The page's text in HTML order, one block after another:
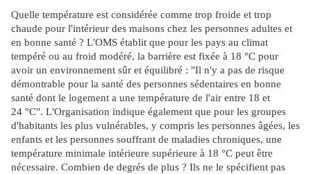
Quelle température est considérée comme trop froide et trop
chaude pour l'intérieur des maisons chez les personnes adultes et
en bonne santé ? L'OMS établit que pour les pays au climat
tempéré ou au froid modéré, la barrière est fixée à 18 °C pour
avoir un environnement sûr et équilibré : "Il n'y a pas de risque
démontrable pour la santé des personnes sédentaires en bonne
santé dont le logement a une température de l'air entre 18 et
24 °C". L'Organisation indique également que pour les groupes
d'habitants les plus vulnérables, y compris les personnes âgées, les
enfants et les personnes souffrant de maladies chroniques, une
température minimale intérieure supérieure à 18 °C peut être
nécessaire. Combien de degrés de plus ? Ils ne le spécifient pas